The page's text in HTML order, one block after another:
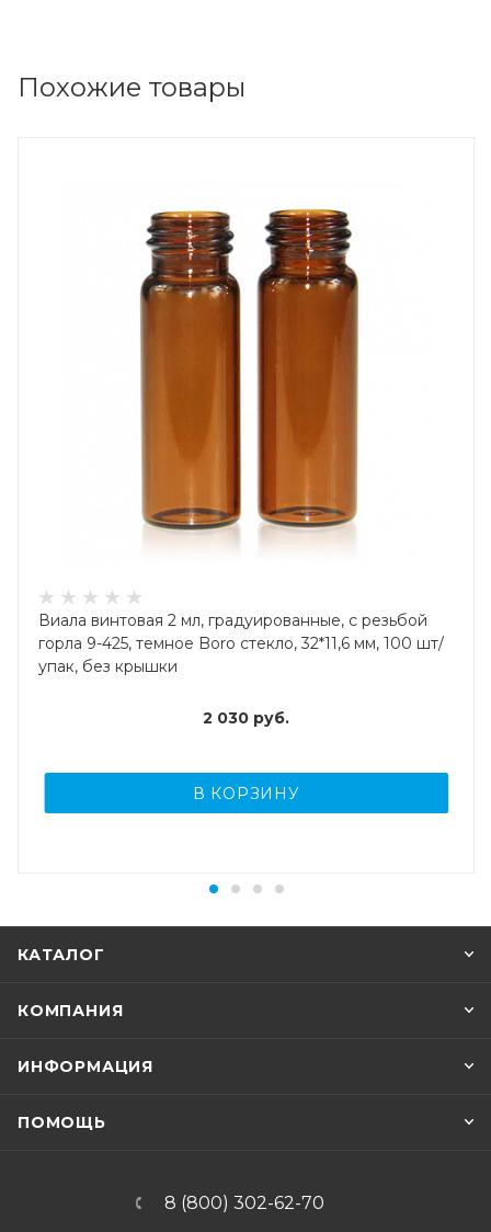
Похожие товары
Виала винтовая 2 мл, градуированные, с резьбой
горла 9-425, темное Boro стекло, 32*11,6 мм, 100 шт/
упак, без крышки
2 030 руб.
В КОРЗИНУ
КАТАЛОГ
КОМПАНИЯ
ИНФОРМАЦИЯ
ПОМОЩЬ
8 (800) 302-62-70